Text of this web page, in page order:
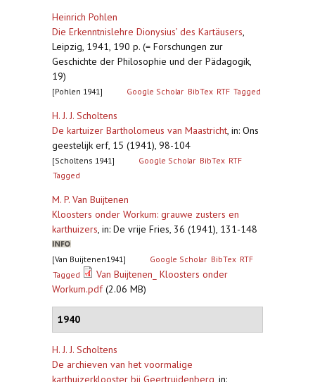
Heinrich Pohlen
Die Erkenntnislehre Dionysius’ des Kartäusers,
Leipzig, 1941, 190 p. (= Forschungen zur
Geschichte der Philosophie und der Pädagogik,
19)
[Pohlen 1941] Google Scholar BibTex RTF Tagged
H. J. J. Scholtens
De kartuizer Bartholomeus van Maastricht, in: Ons
geestelijk erf, 15 (1941), 98-104
[Scholtens 1941] Google Scholar BibTex RTF
Tagged
M. P. Van Buijtenen
Kloosters onder Workum: grauwe zusters en
karthuizers, in: De vrije Fries, 36 (1941), 131-148
[Van Buijtenen1941] Google Scholar BibTex RTF
Tagged
Van Buijtenen_ Kloosters onder
Workum.pdf(2.06 MB)
1940
H. J. J. Scholtens
De archieven van het voormalige
karthuizerklooster bij Geertruidenberg in: